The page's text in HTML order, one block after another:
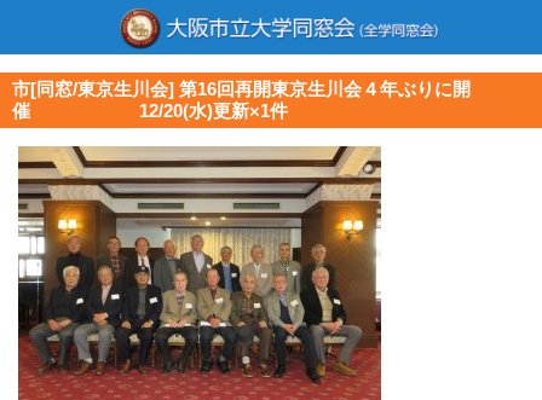
市[同窓/東京生川会] 第16回再開東京生川会４年ぶりに開
催 12/20(水)更新×1件